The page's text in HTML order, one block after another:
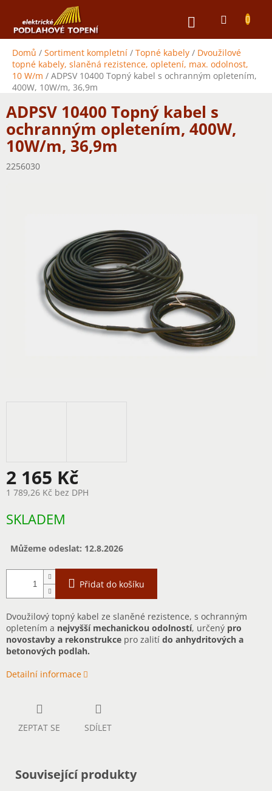
obsah
NÁKUPNÍ
Domů / Sortiment kompletní / Topné kabely / Dvoužilové
topné kabely, slaněná rezistence, opletení, max. odolnost,
10 W/m / ADPSV 10400 Topný kabel s ochranným opletením,
400W, 10W/m, 36,9m
ADPSV 10400 Topný kabel s
ochranným opletením, 400W,
10W/m, 36,9m
2256030
2 165 Kč
1 789,26 Kč bez DPH
cena:
SKLADEM
Můžeme odeslat: 12.8.2026
Přidat do košíku
Dvoužilový topný kabel ze slaněné rezistence, s ochranným
opletením a nejvyšší mechanickou odolností, určený pro
novostavby a rekonstrukce pro zalití do anhydritových a
betonových podlah.
Detailní informace
ZEPTAT SE SDÍLET
Související produkty